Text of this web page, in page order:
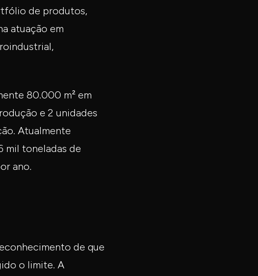
de produtos,
atuação em
80.000 m² em
e 2 unidades
Atualmente
mil toneladas de
ano.
de que
o limite. A